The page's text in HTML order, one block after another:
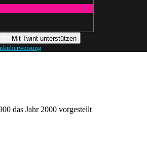
Mit Twint unterstützen
das Jahr 2000 vorgestellt